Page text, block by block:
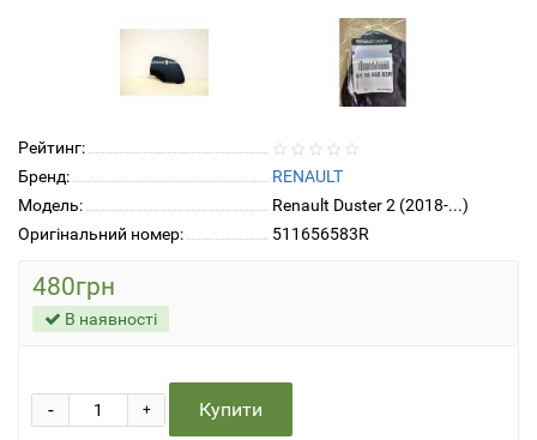
Рейтинг:
Бренд:
RENAULT
Модель:
Renault Duster 2 (2018-...)
Оригінальний номер:
511656583R
480грн
В наявності
+
- Купити